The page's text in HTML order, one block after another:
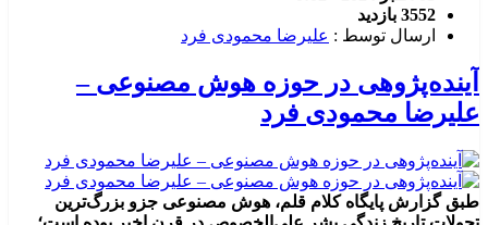
3552 بازدید
ارسال توسط : علیرضا محمودی فرد
آینده‌پژوهی در حوزه هوش مصنوعی –
علیرضا محمودی فرد
طبق گزارش پایگاه کلام قلم، هوش مصنوعی جزو بزرگ‌ترین